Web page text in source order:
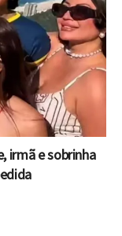
irmã e sobrinha